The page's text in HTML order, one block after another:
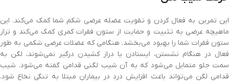
این تمرین به فعال کردن و تقویت عضله عرضی شکم شما کمک می‌کند‌. این
ماهیچه‌ عرضی به تثبیت و حمایت از ستون فقرات کمری کمک می‌کند و تراز
ستون فقرات شما را بهبود می‌بخشد. هنگامی که عضلات عرضی شکمی به طور
فعال در هنگام نشستن، ایستادن یا دراز کشیدن درگیر نمی‌شوند، لگن به
سمت جلو متمایل می‌شود که به آن شیب لگنی قدامی گفته می‌شود. شیب
قدامی لگن می‌تواند باعث افزایش درد در بیماران مبتلا به تنگی نخاع شود.